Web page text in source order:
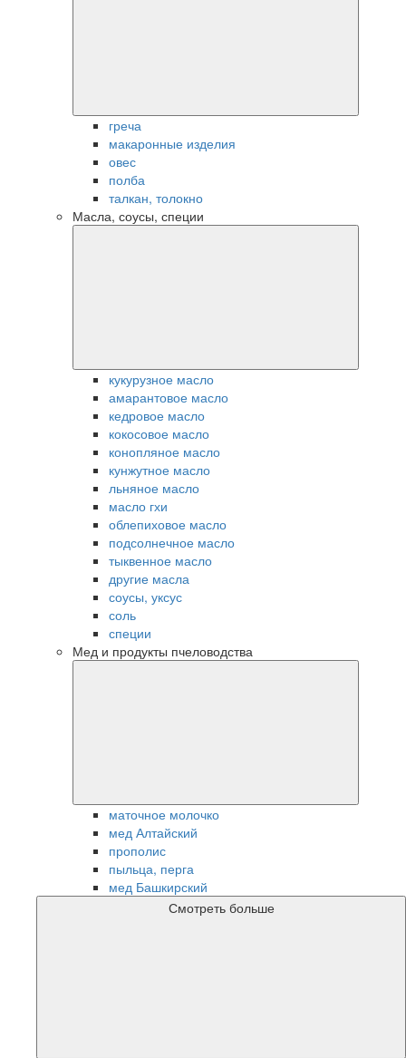
греча
макаронные изделия
овес
полба
талкан, толокно
Масла, соусы, специи
кукурузное масло
амарантовое масло
кедровое масло
кокосовое масло
конопляное масло
кунжутное масло
льняное масло
масло гхи
облепиховое масло
подсолнечное масло
тыквенное масло
другие масла
соусы, уксус
соль
специи
Мед и продукты пчеловодства
маточное молочко
мед Алтайский
прополис
пыльца, перга
мед Башкирский
Смотреть больше